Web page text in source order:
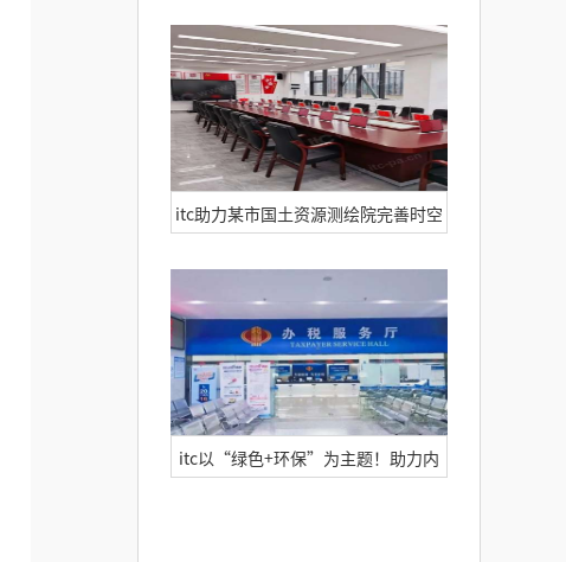
500强中交建筑集团数字化升级建
设！
itc助力某市国土资源测绘院完善时空
itc以“绿色+环保”为主题！助力内